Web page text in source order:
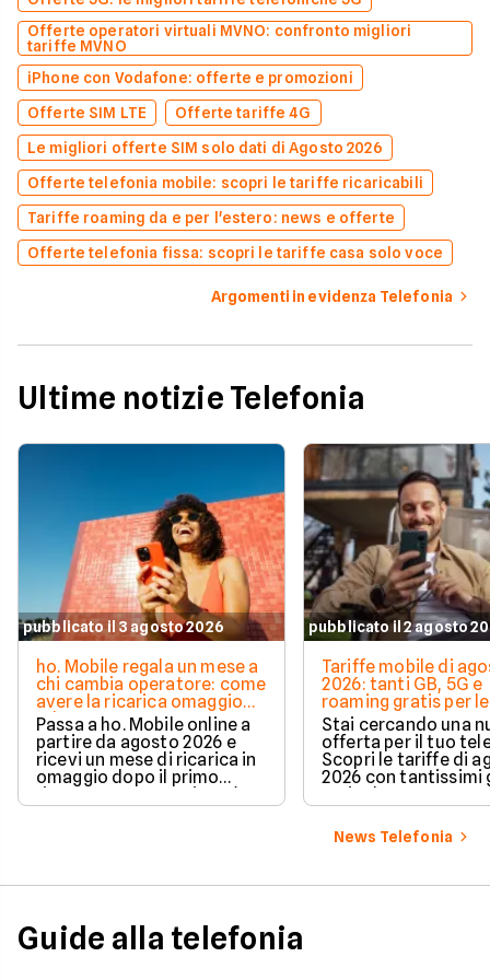
Offerte operatori virtuali MVNO: confronto migliori
tariffe MVNO
iPhone con Vodafone: offerte e promozioni
Offerte SIM LTE
Offerte tariffe 4G
Le migliori offerte SIM solo dati di Agosto 2026
Offerte telefonia mobile: scopri le tariffe ricaricabili
Tariffe roaming da e per l'estero: news e offerte
Offerte telefonia fissa: scopri le tariffe casa solo voce
Argomenti in evidenza Telefonia
Ultime notizie Telefonia
pubblicato il 3 agosto 2026
ho. Mobile regala un mese a
chi cambia operatore: come
avere la ricarica omaggio
ad agosto 2026
Passa a ho. Mobile online a
partire da agosto 2026 e
ricevi un mese di ricarica in
omaggio dopo il primo
rinnovo. La promozione è
valida per chi richiede la
modo automatico.
pubblicato il 2 agosto
Tariffe mobile di
2026: tanti GB, 5G e
roaming gratis per le
vacanze
Stai cercando una
offerta per il tuo
Scopri le tariffe di
2026 con tantissimi
5G incluso.
News Telefonia
Guide alla telefonia